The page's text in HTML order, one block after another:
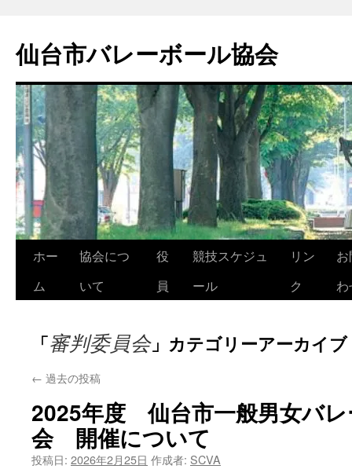
テ
ン
へ
ス
キ
ッ
プ
仙台市バレーボール協会
ホー
ム
協会につ
いて
役
員
競技スケジュ
ール
リン
ク
「審判委員会」カテゴリーアーカイブ
← 過去の投稿
2025年度 仙台市一般男女バレ
会 開催について
投稿日: 2026年2月25日 作成者: SCVA